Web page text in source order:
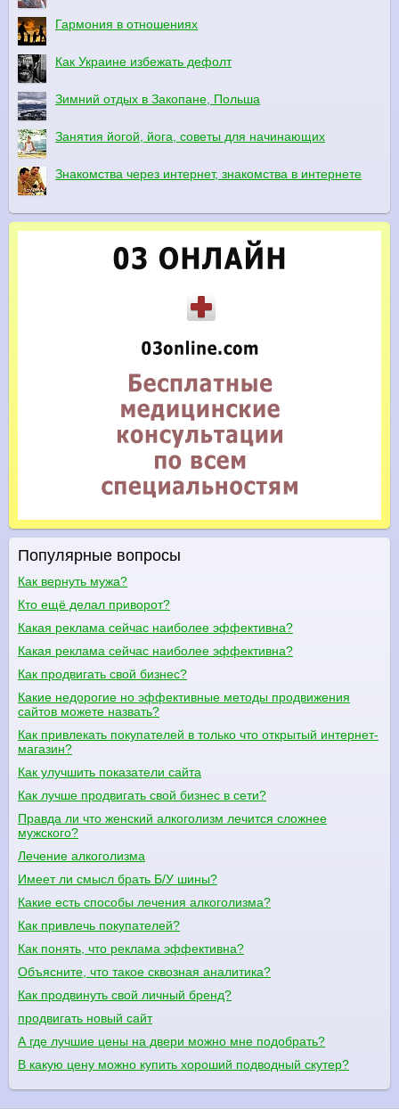
Гармония в отношениях
Как Украине избежать дефолт
Зимний отдых в Закопане, Польша
Занятия йогой, йога, советы для начинающих
Знакомства через интернет, знакомства в интернете
Популярные вопросы
Как вернуть мужа?
Кто ещё делал приворот?
Какая реклама сейчас наиболее эффективна?
Какая реклама сейчас наиболее эффективна?
Как продвигать свой бизнес?
Какие недорогие но эффективные методы продвижения
сайтов можете назвать?
Как привлекать покупателей в только что открытый интернет-
магазин?
Как улучшить показатели сайта
Как лучше продвигать свой бизнес в сети?
Правда ли что женский алкоголизм лечится сложнее
мужского?
Лечение алкоголизма
Имеет ли смысл брать Б/У шины?
Какие есть способы лечения алкоголизма?
Как привлечь покупателей?
Как понять, что реклама эффективна?
Объясните, что такое сквозная аналитика?
Как продвинуть свой личный бренд?
продвигать новый сайт
А где лучшие цены на двери можно мне подобрать?
В какую цену можно купить хороший подводный скутер?